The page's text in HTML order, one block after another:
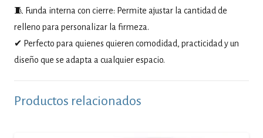
🧵 Funda interna con cierre: Permite ajustar la cantidad de
relleno para personalizar la firmeza.
✔ Perfecto para quienes quieren comodidad, practicidad y un
diseño que se adapta a cualquier espacio.
Productos relacionados